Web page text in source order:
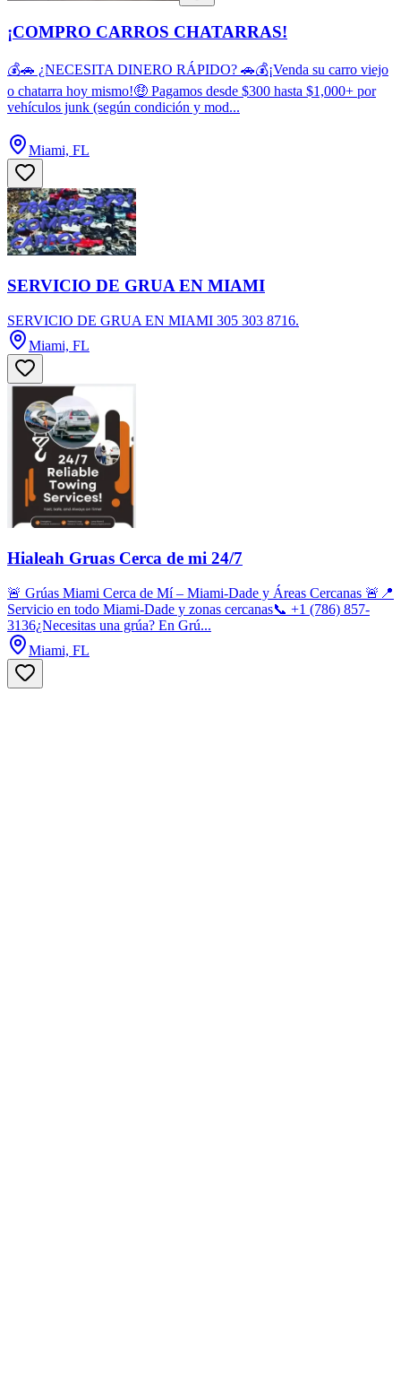
¡COMPRO CARROS CHATARRAS!
💰🚗 ¿NECESITA DINERO RÁPIDO? 🚗💰¡Venda su carro viejo
o chatarra hoy mismo!🤑 Pagamos desde $300 hasta $1,000+ por
vehículos junk (según condición y mod...
Miami, FL
SERVICIO DE GRUA EN MIAMI
SERVICIO DE GRUA EN MIAMI 305 303 8716.
Miami, FL
Hialeah Gruas Cerca de mi 24/7
🚨 Grúas Miami Cerca de Mí – Miami-Dade y Áreas Cercanas 🚨📍
Servicio en todo Miami-Dade y zonas cercanas📞 +1 (786) 857-
3136¿Necesitas una grúa? En Grú...
Miami, FL